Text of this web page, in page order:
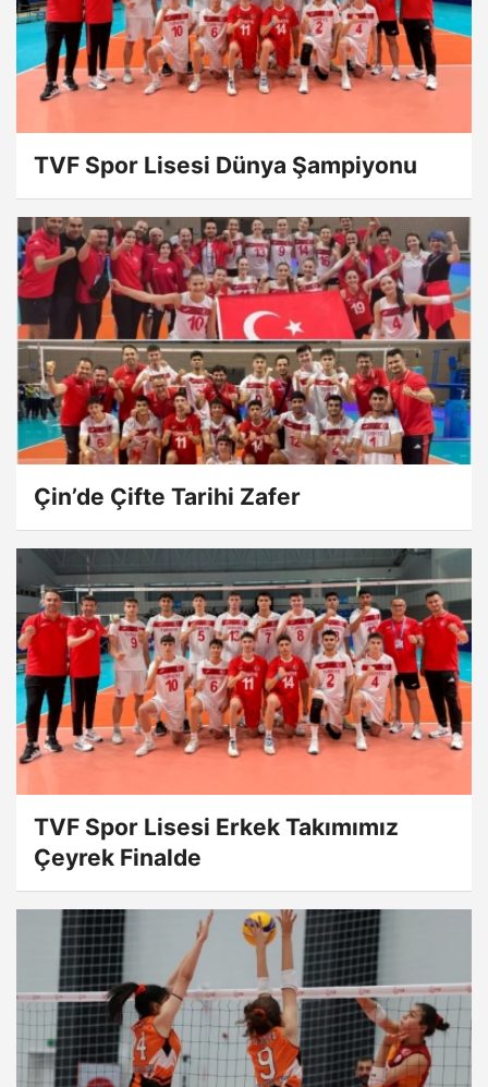
TVF Spor Lisesi Dünya Şampiyonu
Çin’de Çifte Tarihi Zafer
TVF Spor Lisesi Erkek Takımımız
Çeyrek Finalde